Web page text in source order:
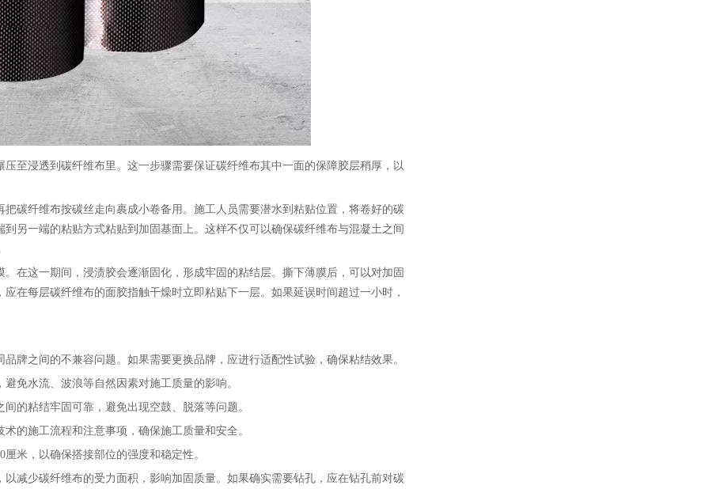
至浸透到碳纤维布里。这一步骤需要保证碳纤维布其中一面的保障胶层稍厚，以
碳纤维布按碳丝走向裹成小卷备用。施工人员需要潜水到粘贴位置，将卷好的碳
另一端的粘贴方式粘贴到加固基面上。这样不仅可以确保碳纤维布与混凝土之间
在这一期间，浸渍胶会逐渐固化，形成牢固的粘结层。撕下薄膜后，可以对加固
在每层碳纤维布的面胶指触干燥时立即粘贴下一层。如果延误时间超过一小时，
牌之间的不兼容问题。如果需要更换品牌，应进行适配性试验，确保粘结效果。
免水流、波浪等自然因素对施工质量的影响。
的粘结牢固可靠，避免出现空鼓、脱落等问题。
的施工流程和注意事项，确保施工质量和安全。
米，以确保搭接部位的强度和稳定性。
减少碳纤维布的受力面积，影响加固质量。如果确实需要钻孔，应在钻孔前对碳